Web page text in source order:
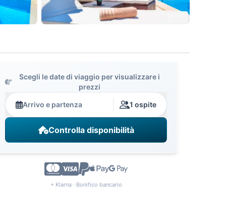
Scegli le date di viaggio per visualizzare i
prezzi
Arrivo e partenza 1 ospite
Controlla disponibilità
+ Klarna · Bonifico bancario